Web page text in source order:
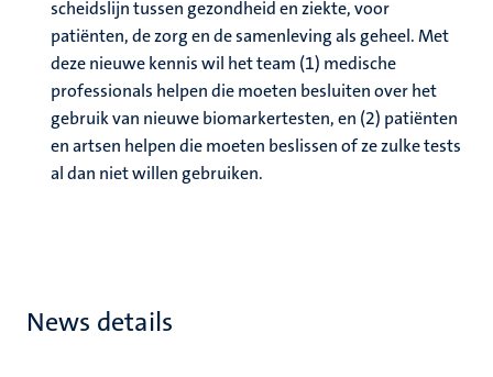
scheidslijn tussen gezondheid en ziekte, voor
patiënten, de zorg en de samenleving als geheel. Met
deze nieuwe kennis wil het team (1) medische
professionals helpen die moeten besluiten over het
gebruik van nieuwe biomarkertesten, en (2) patiënten
en artsen helpen die moeten beslissen of ze zulke tests
al dan niet willen gebruiken.
News details